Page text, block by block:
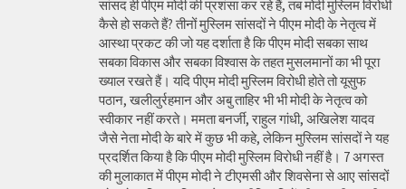
सांसद ही पीएम मोदी की प्रशंसा कर रहे हैं, तब मोदी मुस्लिम विरोधी
कैसे हो सकते हैं? तीनों मुस्लिम सांसदों ने पीएम मोदी के नेतृत्व में
आस्था प्रकट की जो यह दर्शाता है कि पीएम मोदी सबका साथ
सबका विकास और सबका विश्वास के तहत मुसलमानों का भी पूरा
ख्याल रखते हैं। यदि पीएम मोदी मुस्लिम विरोधी होते तो यूसुफ
पठान, खलीलुर्रहमान और अबु ताहिर भी भी मोदी के नेतृत्व को
स्वीकार नहीं करते। ममता बनर्जी, राहुल गांधी, अखिलेश यादव
जैसे नेता मोदी के बारे में कुछ भी कहे, लेकिन मुस्लिम सांसदों ने यह
प्रदर्शित किया है कि पीएम मोदी मुस्लिम विरोधी नहीं है। 7 अगस्त
की मुलाकात में पीएम मोदी ने टीएमसी और शिवसेना से आए सांसदों